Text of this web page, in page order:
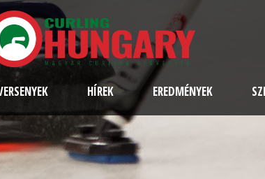
HÍREK EREDMÉNYEK